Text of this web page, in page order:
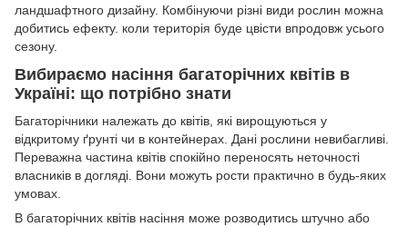
ландшафтного дизайну. Комбінуючи різні види рослин можна
добитись ефекту. коли територія буде цвісти впродовж усього
сезону.
Вибираємо насіння багаторічних квітів в
Україні: що потрібно знати
Багаторічники належать до квітів, які вирощуються у
відкритому ґрунті чи в контейнерах. Дані рослини невибагливі.
Переважна частина квітів спокійно переносять неточності
власників в догляді. Вони можуть рости практично в будь-яких
умовах.
В багаторічних квітів насіння може розводитись штучно або